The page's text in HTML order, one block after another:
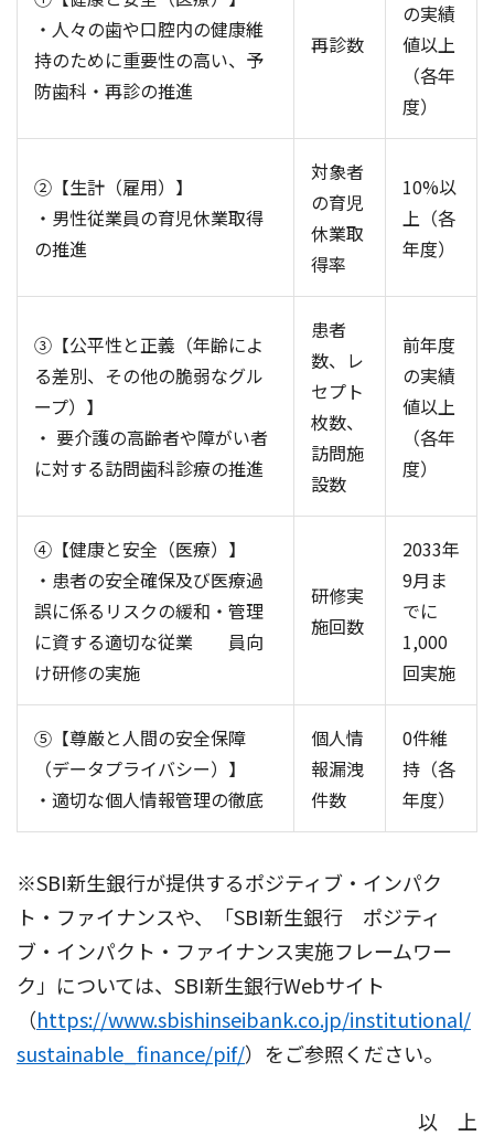
・人々の歯や口腔内の健康維
持のために重要性の高い、予
防歯科・再診の推進
再診数
の実績
値以上
（各年
度）
②【生計（雇用）】
・男性従業員の育児休業取得
の推進
対象者
の育児
休業取
得率
10%以
上（各
年度）
③【公平性と正義（年齢によ
る差別、その他の脆弱なグル
ープ）】
・ 要介護の高齢者や障がい者
に対する訪問歯科診療の推進
患者
数、レ
セプト
枚数、
訪問施
設数
前年度
の実績
値以上
（各年
度）
④【健康と安全（医療）】
・患者の安全確保及び医療過
誤に係るリスクの緩和・管理
に資する適切な従業 員向
け研修の実施
研修実
施回数
2033年
9月ま
でに
1,000
回実施
⑤【尊厳と人間の安全保障
（データプライバシー）】
・適切な個人情報管理の徹底
個人情
報漏洩
件数
0件維
持（各
年度）
※SBI新生銀行が提供するポジティブ・インパク
ト・ファイナンスや、「SBI新生銀行 ポジティ
ブ・インパクト・ファイナンス実施フレームワー
ク」については、SBI新生銀行Webサイト
（https://www.sbishinseibank.co.jp/institutional/
sustainable_finance/pif/）をご参照ください。
以 上